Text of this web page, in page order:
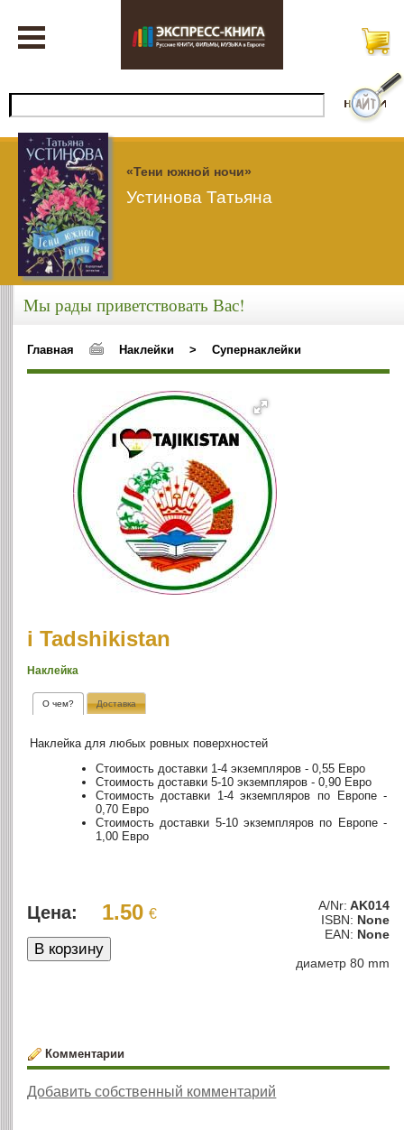
«Тени южной ночи»
Устинова Татьяна
Мы рады приветствовать Вас!
Главная Наклейки > Супернаклейки
i Tadshikistan
Наклейка
О чем? Доставка
Наклейка для любых ровных поверхностей
Стоимость доставки 1-4 экземпляров - 0,55 Евро
Стоимость доставки 5-10 экземпляров - 0,90 Евро
Стоимость доставки 1-4 экземпляров по Европе -
0,70 Евро
Стоимость доставки 5-10 экземпляров по Европе -
1,00 Евро
Цена: 1.50 € A/Nr: AK014
ISBN: None
EAN: None
диаметр 80 mm
Комментарии
Добавить собственный комментарий